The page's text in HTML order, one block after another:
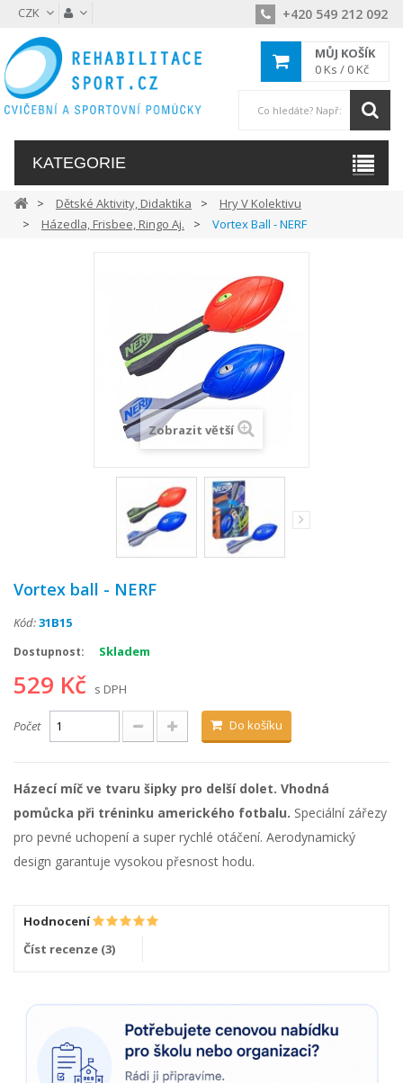
CZK +420 549 212 092
MŮJ KOŠÍK
0 Ks / 0 Kč
KATEGORIE
Dětské Aktivity, Didaktika
Hry V Kolektivu
Házedla, Frisbee, Ringo Aj.
Vortex Ball - NERF
Zobrazit větší
Vortex ball - NERF
Kód:31B15
Dostupnost: Skladem
529 Kč s DPH
Počet Do košíku
Házecí míč ve tvaru šipky pro delší dolet. Vhodná
pomůcka při tréninku amerického fotbalu. Speciální zářezy
pro pevné uchopení a super rychlé otáčení. Aerodynamický
design garantuje vysokou přesnost hodu.
Hodnocení
Číst recenze (3)